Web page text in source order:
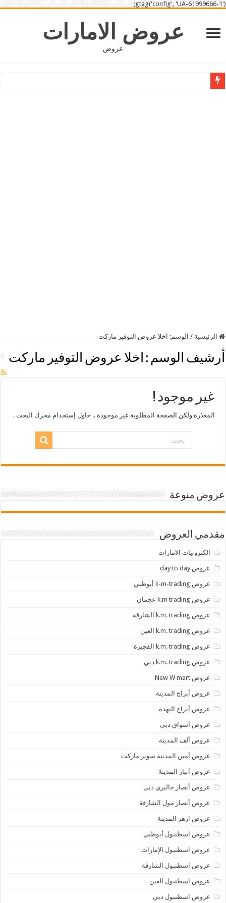
gtag('config', 'UA-61999666-1');
عروض الامارات
عروض
الرئيسية / الوسم: اخلا عروض التوفير ماركت
أرشيف الوسم : اخلا عروض التوفير ماركت
غير موجود !
المعذرة ولكن الصفحة المطلوبة غير موجودة .. حاول إستخدام محرك البحث .
عروض منوعة
مقدمي العروض
الكترونيات الامارات
عروض day to day
عروض k-m-trading أبوظبي
عروض k.m trading عجمان
عروض k.m. trading الشارقة
عروض k.m. trading العين
عروض k.m. trading الفجيرة
عروض k.m. trading دبي
عروض New W mart
عروض أبراج المدينة
عروض أبراج النهدة
عروض أسواق دبي
عروض ألف المدينة
عروض أمين المدينة سوبر ماركت
عروض أنبار المدينة
عروض أنصار جاليري دبي
عروض أنصار مول الشارقة
عروض ازهر المدينة
عروض اسطنبول أبوظبي
عروض اسطنبول الإمارات
عروض اسطنبول الشارقة
عروض اسطنبول العين
عروض اسطنبول دبي